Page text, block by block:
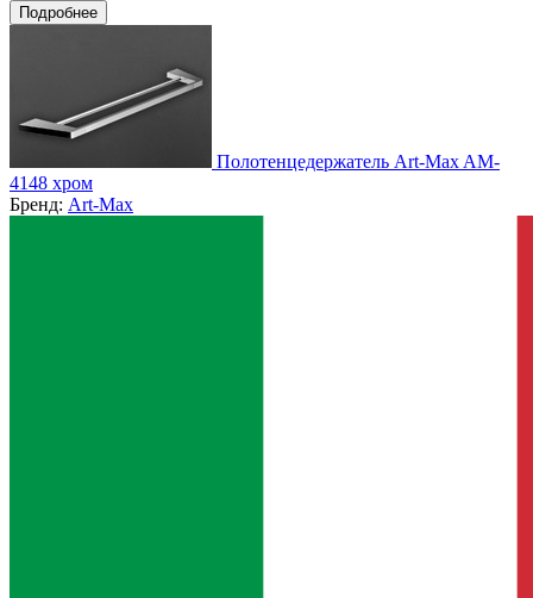
Подробнее
Полотенцедержатель Art-Max AM-
4148 хром
Бренд: Art-Max